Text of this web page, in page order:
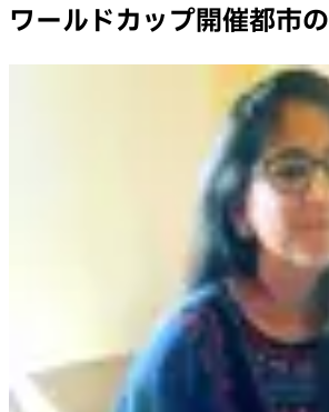
ワールドカップ開催都市